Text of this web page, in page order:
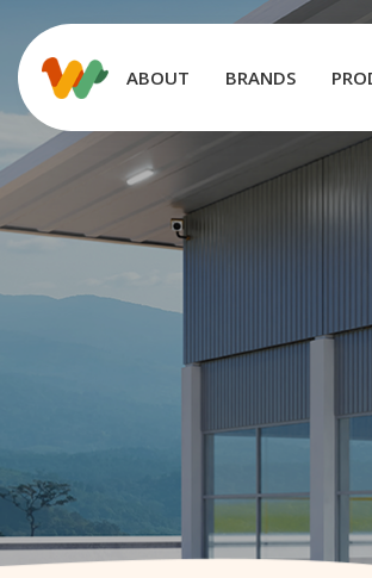
ABOUT BRANDS